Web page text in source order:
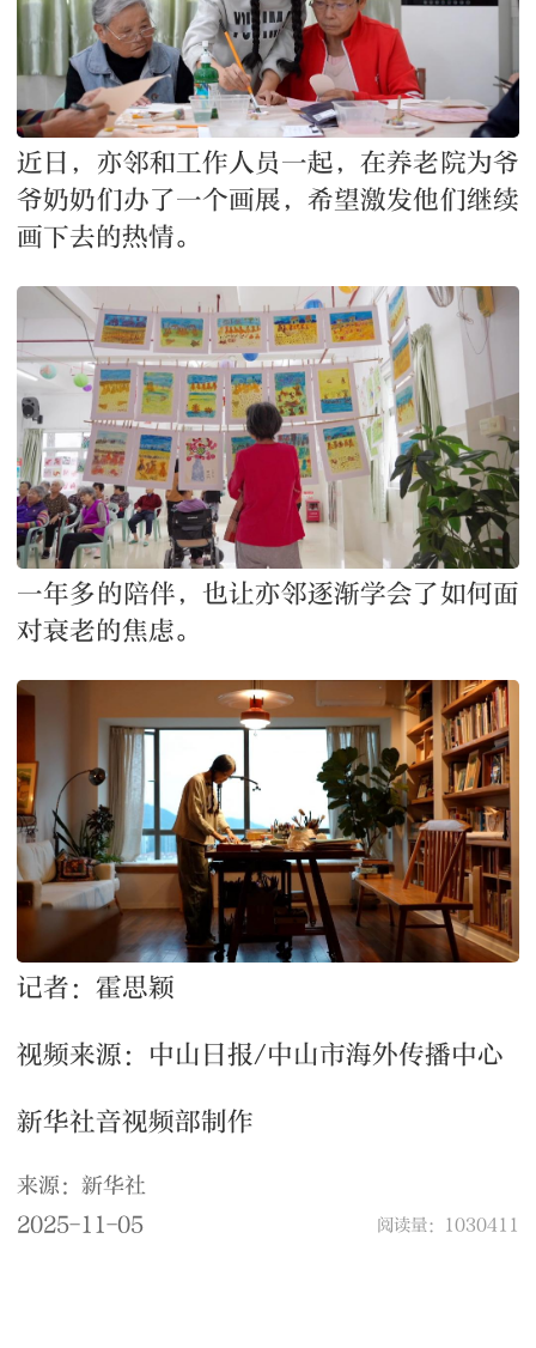
近日，亦邻和工作人员一起，在养老院为爷
爷奶奶们办了一个画展，希望激发他们继续
画下去的热情。
一年多的陪伴，也让亦邻逐渐学会了如何面
对衰老的焦虑。
记者：霍思颖
视频来源：中山日报/中山市海外传播中心
新华社音视频部制作
来源：新华社
2025-11-05
阅读量：1030411